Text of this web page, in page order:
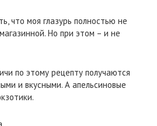
что моя глазурь полностью не
Но при этом – и не
по этому рецепту получаются
и вкусными. А апельсиновые